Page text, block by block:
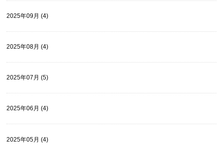
2025年09月 (4)
2025年08月 (4)
2025年07月 (5)
2025年06月 (4)
2025年05月 (4)